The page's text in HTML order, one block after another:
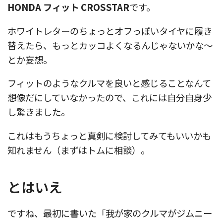
HONDA フィット CROSSTARです。
ホワイトレターのちょっとオフっぽいタイヤに履き
替えたら、もっとカッコよくなるんじゃないかな〜
とか妄想。
フィットのようなクルマを良いと感じることなんて
想像だにしていなかったので、これには自分自身少
し驚きました。
これはもうちょっと真剣に検討してみてもいいかも
知れません（まずはトムに相談）。
とはいえ
ですね、最初に書いた「我が家のクルマがジムニー